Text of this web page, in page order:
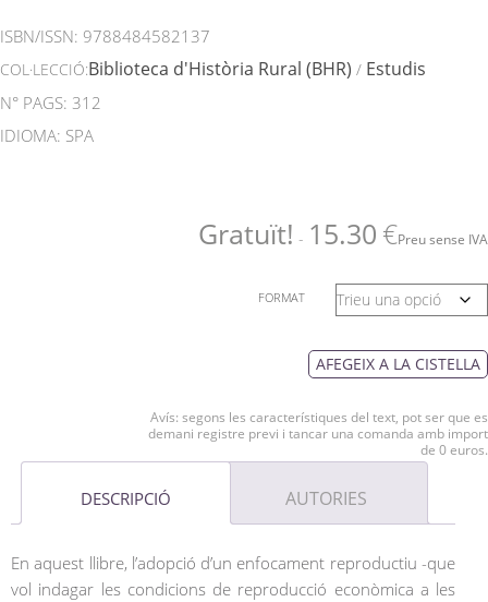
ISBN/ISSN: 9788484582137
COL·LECCIÓ:Biblioteca d'Història Rural (BHR) / Estudis
N° PAGS: 312
IDIOMA: SPA
Gratuït! - 15.30 €Preu sense IVA
FORMAT
AFEGEIX A LA CISTELLA
Avís: segons les característiques del text, pot ser que es
demani registre previ i tancar una comanda amb import
de 0 euros.
DESCRIPCIÓ AUTORIES
En aquest llibre, l’adopció d’un enfocament reproductiu -que
vol indagar les condicions de reproducció econòmica a les